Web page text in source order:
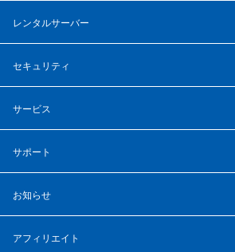
レンタルサーバー
セキュリティ
サービス
サポート
お知らせ
アフィリエイト